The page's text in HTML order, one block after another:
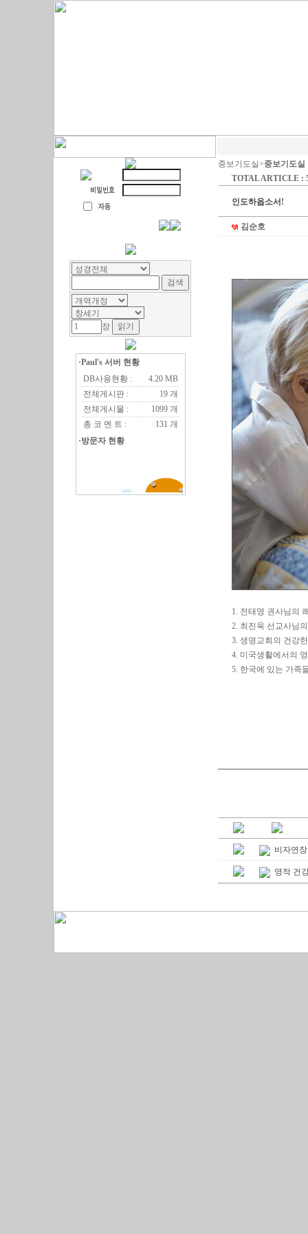
장
·Paul's 서버 현황
DB사용현황 :
4.20 MB
전체게시판 :
19 개
전체게시물 :
1099 개
총 코 멘 트 :
131 개
·방문자 현황
중보기도실>중보기도실
TOTAL ARTICLE :
인도하옵소서!
김순호
1. 전태영 권사님의
2. 최진욱 선교사님
3. 생명교회의 건강
4. 미국생활에서의
5. 한국에 있는 가족
비자연
영적 건